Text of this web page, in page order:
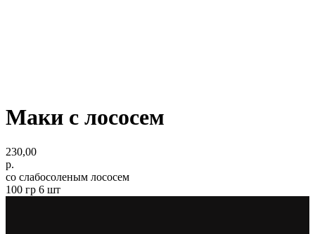
Маки с лососем
230,00
р.
со слабосоленым лососем
100 гр 6 шт